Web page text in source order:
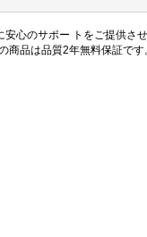
心のサポー トをご提供さ
品は品質2年無料保証です